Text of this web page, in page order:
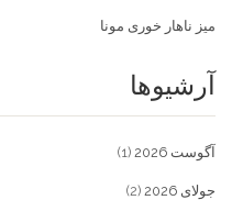
میز ناهار خوری مونا
آرشیوها
آگوست 2026 (1)
جولای 2026 (2)